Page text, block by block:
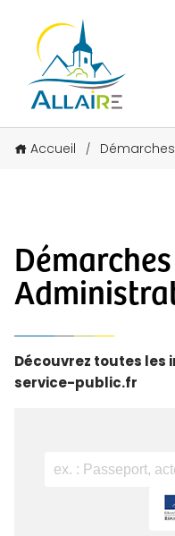
Accueil /
Démarches
Découvrez toutes les
service-public.fr